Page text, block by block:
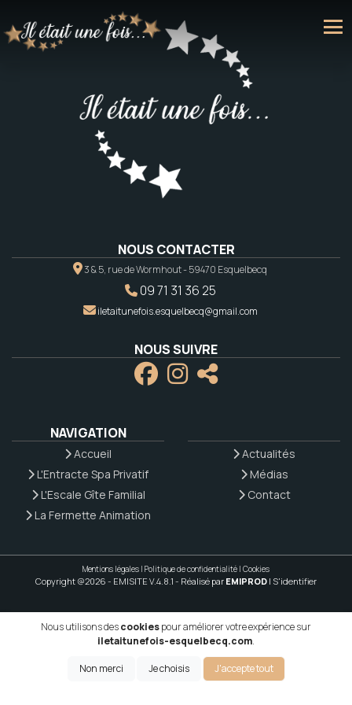
NOUS CONTACTER
3 & 5, rue de Wormhout - 59470 Esquelbecq
09 71 31 36 25
iletaitunefois.esquelbecq@gmail.com
NOUS SUIVRE
NAVIGATION
Accueil
L'Entracte Spa Privatif
L'Escale Gîte Familial
La Fermette Animation
Actualités
Médias
Contact
Mentions légales | Politique de confidentialité | Cookies
Copyright @2026 - EMISITE V.4.8.1 - Réalisé par EMIPROD | S'identifier
Nous utilisons descookiespour améliorer votre expérience sur
iletaitunefois-esquelbecq.com.
Non merci Je choisis J'accepte tout